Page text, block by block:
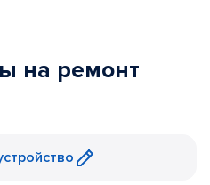
на ремонт